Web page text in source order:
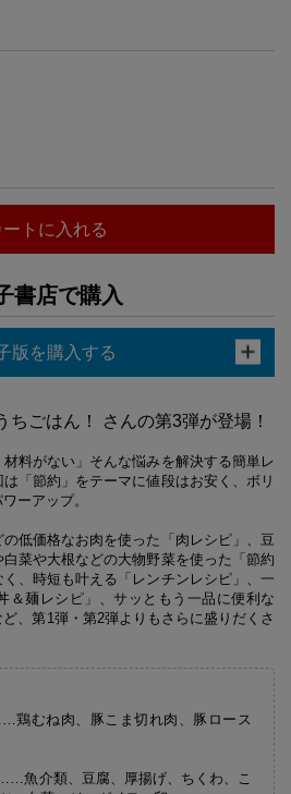
ートに入れる
書店で購入
版を購入する
ちごはん！ さんの第3弾が登場！
材料がない」そんな悩みを解決する簡単レ
「節約」をテーマに値段はお安く、ボリ
ーアップ。
低価格なお肉を使った「肉レシピ」、豆
菜や大根などの大物野菜を使った「節約
、時短も叶える「レンチンレシピ」、一
＆麺レシピ」、サッともう一品に便利な
ど、第1弾・第2弾よりもさらに盛りだくさ
鶏むね肉、豚こま切れ肉、豚ロース
…魚介類、豆腐、厚揚げ、ちくわ、こ